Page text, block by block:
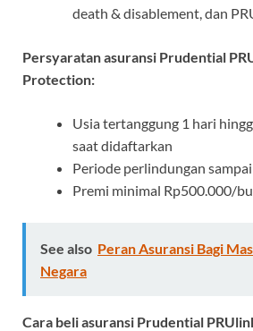
death & disablement, dan
Persyaratan asuransi Prudential
Protection:
Usia tertanggung 1 hari
saat didaftarkan
Periode perlindungan
Premi minimal Rp500.000/
See also Peran Asuransi Bagi
Negara
Cara beli asuransi Prudential